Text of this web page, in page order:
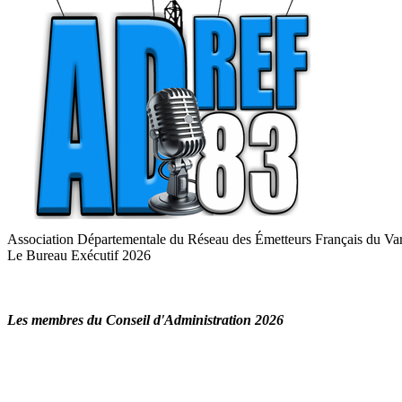
Association Départementale du Réseau des Émetteurs Français du
Le Bureau Exécutif 2026
Les membres du Conseil d'Administration 2026